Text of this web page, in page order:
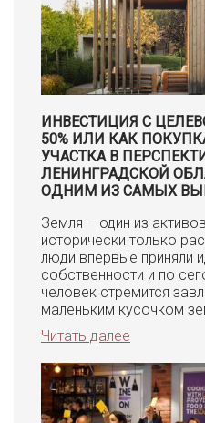
ИНВЕСТИЦИЯ С
50% ИЛИ КАК
УЧАСТКА В
ЛЕНИНГРАДСКОЙ
ОДНИМ ИЗ САМЫХ
Земля – один из
исторически только
люди впервые приняли
собственности и по
человек стремится
маленьким кусочком
Читать далее